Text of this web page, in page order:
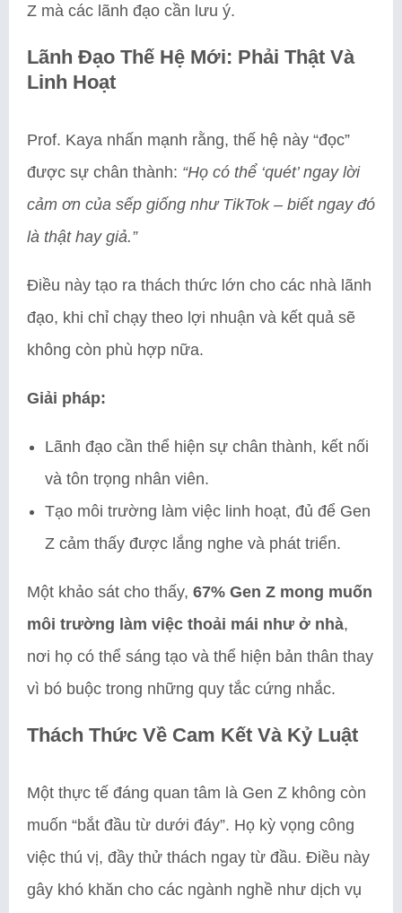
Z mà các lãnh đạo cần lưu ý.
Lãnh Đạo Thế Hệ Mới: Phải Thật Và
Linh Hoạt
Prof. Kaya nhấn mạnh rằng, thế hệ này “đọc”
được sự chân thành: “Họ có thể ‘quét’ ngay lời
cảm ơn của sếp giống như TikTok – biết ngay đó
là thật hay giả.”
Điều này tạo ra thách thức lớn cho các nhà lãnh
đạo, khi chỉ chạy theo lợi nhuận và kết quả sẽ
không còn phù hợp nữa.
Giải pháp:
Lãnh đạo cần thể hiện sự chân thành, kết nối
và tôn trọng nhân viên.
Tạo môi trường làm việc linh hoạt, đủ để Gen
Z cảm thấy được lắng nghe và phát triển.
Một khảo sát cho thấy, 67% Gen Z mong muốn
môi trường làm việc thoải mái như ở nhà,
nơi họ có thể sáng tạo và thể hiện bản thân thay
vì bó buộc trong những quy tắc cứng nhắc.
Thách Thức Về Cam Kết Và Kỷ Luật
Một thực tế đáng quan tâm là Gen Z không còn
muốn “bắt đầu từ dưới đáy”. Họ kỳ vọng công
việc thú vị, đầy thử thách ngay từ đầu. Điều này
gây khó khăn cho các ngành nghề như dịch vụ